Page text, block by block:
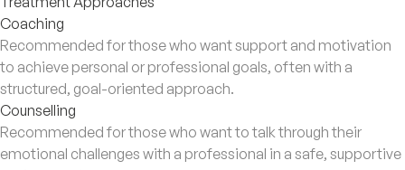
Coaching
Recommended for those who want support and motivation
to achieve personal or professional goals, often with a
structured, goal-oriented approach.
Counselling
Recommended for those who want to talk through their
emotional challenges with a professional in a safe, supportive